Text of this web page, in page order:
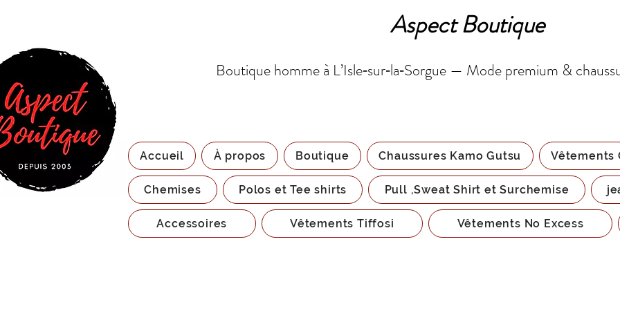
Aspect Boutique
Boutique homme à L’Isle‑sur‑la‑Sorgue — Mode premium &
Accueil À propos Boutique Chaussures Kamo Gutsu Vêtements
Chemises Polos et Tee shirts Pull ,Sweat Shirt et Surchemise
Accessoires Vêtements Tiffosi Vêtements No Excess